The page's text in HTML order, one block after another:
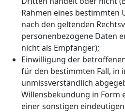
Rahmen eines bestimmten
nach den geltenden
personenbezogene Daten
nicht als Empfänger);
Einwilligung der
für den bestimmten Fall, in
unmissverständlich
Willensbekundung in Form
einer sonstigen